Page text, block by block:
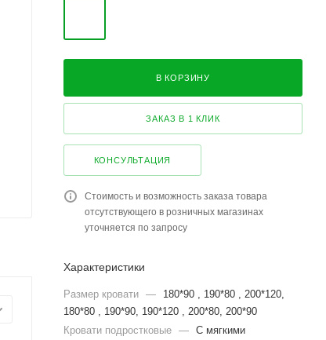
В КОРЗИНУ
ЗАКАЗ В 1 КЛИК
КОНСУЛЬТАЦИЯ
Стоимость и возможность заказа товара
отсутствующего в розничных магазинах
уточняется по запросу
Характеристики
Размер кровати —
180*90 , 190*80 , 200*120,
180*80 , 190*90, 190*120 , 200*80, 200*90
Кровати подростковые — С мягкими